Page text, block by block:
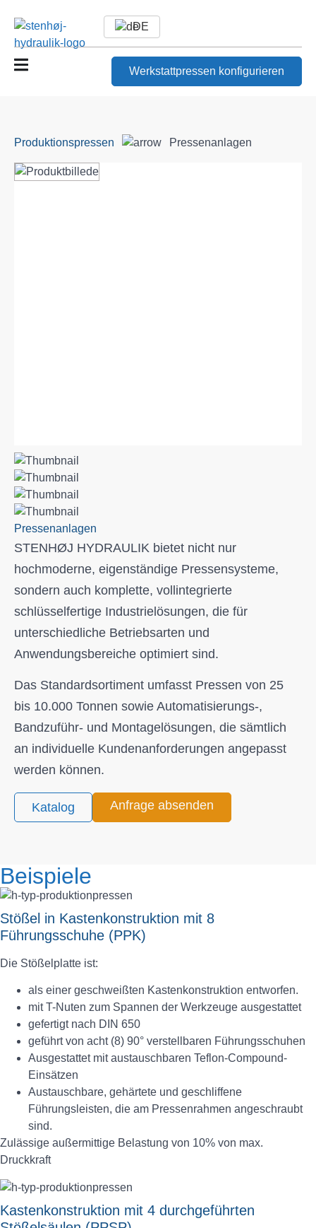
DE
Werkstattpressen konfigurieren
Produktionspressen Pressenanlagen
Pressenanlagen
STENHØJ HYDRAULIK bietet nicht nur
hochmoderne, eigenständige Pressensysteme,
sondern auch komplette, vollintegrierte
schlüsselfertige Industrielösungen, die für
unterschiedliche Betriebsarten und
Anwendungsbereiche optimiert sind.
Das Standardsortiment umfasst Pressen von 25
bis 10.000 Tonnen sowie Automatisierungs-,
Bandzuführ- und Montagelösungen, die sämtlich
an individuelle Kundenanforderungen angepasst
werden können.
Anfrage absenden
Katalog
Beispiele
Stößel in Kastenkonstruktion mit 8
Führungsschuhe (PPK)
Die Stößelplatte ist:
als einer geschweißten Kastenkonstruktion entworfen.
mit T-Nuten zum Spannen der Werkzeuge ausgestattet
gefertigt nach DIN 650
geführt von acht (8) 90° verstellbaren Führungsschuhen
Ausgestattet mit austauschbaren Teflon-Compound-
Einsätzen
Austauschbare, gehärtete und geschliffene
Führungsleisten, die am Pressenrahmen angeschraubt
sind.
Zulässige außermittige Belastung von 10% von max.
Druckkraft
Kastenkonstruktion mit 4 durchgeführten